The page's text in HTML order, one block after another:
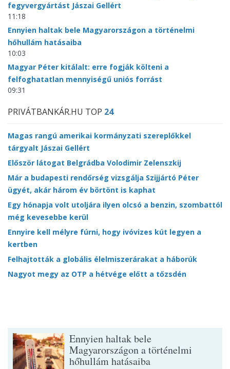
fegyvergyártást Jászai Gellért
11:18
Ennyien haltak bele Magyarországon a történelmi
hőhullám hatásaiba
10:03
Magyar Péter kitálalt: erre fogják költeni a
felfoghatatlan mennyiségű uniós forrást
09:31
PRIVÁTBANKÁR.HU TOP 24
Magas rangú amerikai kormányzati szereplőkkel
tárgyalt Jászai Gellért
Először látogat Belgrádba Volodimir Zelenszkij
Már a budapesti rendőrség vizsgálja Szijjártó Péter
ügyét, akár három év börtönt is kaphat
Egy hónapja volt utoljára ilyen olcsó a benzin, szombattól
még kevesebbe kerül
Ennyire kell mélyre fúrni, hogy ivóvizes kút legyen a
kertben
Felhajtották a globális élelmiszerárakat a háborúk
Nagyot megy az OTP a hétvége előtt a tőzsdén
Ennyien haltak bele
Magyarországon a történelmi
hőhullám hatásaiba